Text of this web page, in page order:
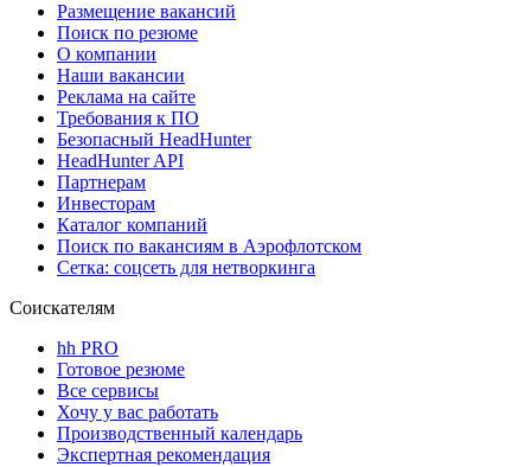
Размещение вакансий
Поиск по резюме
О компании
Наши вакансии
Реклама на сайте
Требования к ПО
Безопасный HeadHunter
HeadHunter API
Партнерам
Инвесторам
Каталог компаний
Поиск по вакансиям в Аэрофлотском
Сетка: соцсеть для нетворкинга
Соискателям
hh PRO
Готовое резюме
Все сервисы
Хочу у вас работать
Производственный календарь
Экспертная рекомендация